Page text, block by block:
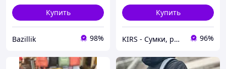
Купить
Bazillik 98%
Купить
KIRS - Сумки, рюкзаки, портфели, клатчи, наручные часы оптом и в розницу 96%